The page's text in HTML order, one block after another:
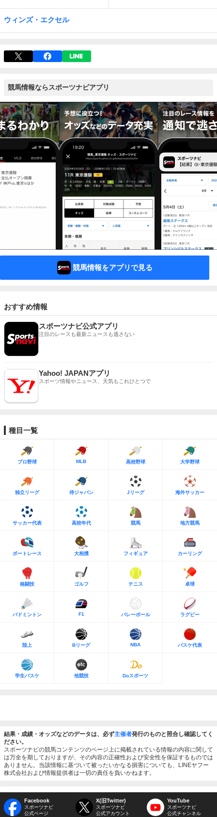
ウィンズ・エクセル
競馬情報ならスポーツナビアプリ
競馬情報をアプリで見る
おすすめ情報
スポーツナビ公式アプリ
注目のレースも最新ニュースも逃さない
Yahoo! JAPANアプリ
スポーツ情報やニュース、天気もこれひとつで
種目一覧
プロ野球 MLB 高校野球 大学野球
独立リーグ 侍ジャパン Jリーグ 海外サッカー
サッカー代表 高校年代 競馬 地方競馬
ボートレース 大相撲 フィギュア カーリング
格闘技 ゴルフ テニス 卓球
バドミントン F1 バレーボール ラグビー
陸上 Bリーグ NBA バスケ代表
学生バスケ 他競技 Doスポーツ
結果・成績・オッズなどのデータは、必ず主催者発行のものと照合し確認してく
ださい。
スポーツナビの競馬コンテンツのページ上に掲載されている情報の内容に関して
は万全を期しておりますが、その内容の正確性および安全性を保証するものでは
ありません。当該情報に基づいて被ったいかなる損害についても、LINEヤフー
株式会社および情報提供者は一切の責任を負いかねます。
Facebook
スポーツナビ
公式ページ
X(旧Twitter)
スポーツナビ
公式アカウント
YouTube
スポーツナビ
公式チャンネル